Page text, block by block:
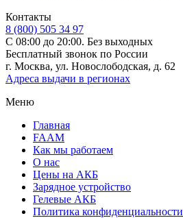
Контакты
8 (800) 505 34 97
С 08:00 до 20:00. Без выходных
Бесплатный звонок по России
г. Москва, ул. Новослободская, д. 62
Адреса выдачи в регионах
Меню
Главная
FAAM
Как мы работаем
О нас
Цены на АКБ
Зарядное устройство
Гелевые АКБ
Политика конфиденциальности